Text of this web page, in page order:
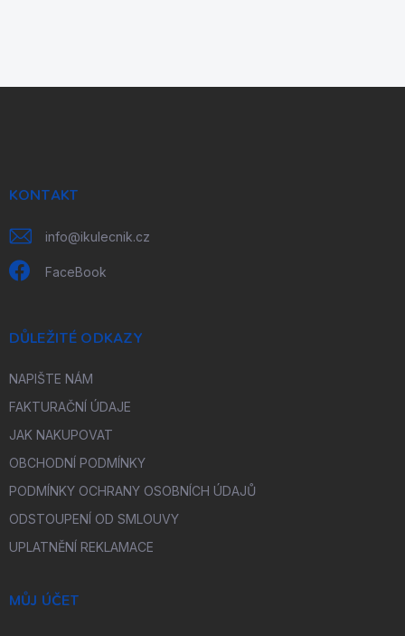
KONTAKT
info@ikulecnik.cz
FaceBook
DŮLEŽITÉ ODKAZY
NAPIŠTE NÁM
FAKTURAČNÍ ÚDAJE
JAK NAKUPOVAT
OBCHODNÍ PODMÍNKY
PODMÍNKY OCHRANY OSOBNÍCH ÚDAJŮ
ODSTOUPENÍ OD SMLOUVY
UPLATNĚNÍ REKLAMACE
MŮJ ÚČET